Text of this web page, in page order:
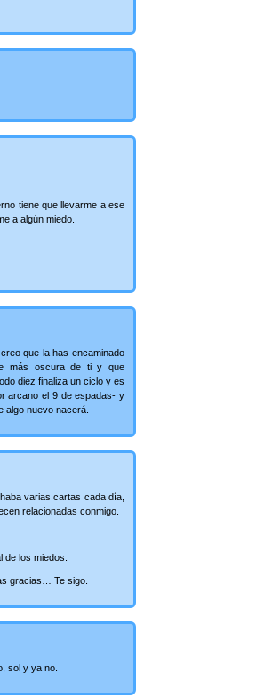
tiene que llevarme a ese
a algún miedo.
que la has encaminado
más oscura de ti y que
diez finaliza un ciclo y es
arcano el 9 de espadas- y
algo nuevo nacerá.
varias cartas cada día,
relacionadas conmigo.
los miedos.
gracias… Te sigo.
sol y ya no.